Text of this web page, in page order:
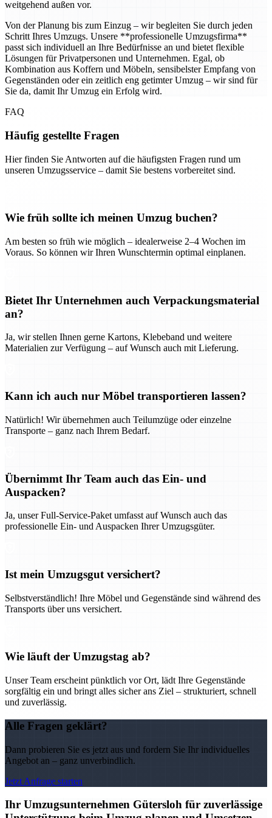
weitgehend außen vor.
Von der Planung bis zum Einzug – wir begleiten Sie durch jeden
Schritt Ihres Umzugs. Unsere **professionelle Umzugsfirma**
passt sich individuell an Ihre Bedürfnisse an und bietet flexible
Lösungen für Privatpersonen und Unternehmen. Egal, ob
Kombination aus Koffern und Möbeln, sensibelster Empfang von
Gegenständen oder ein zeitlich eng getimter Umzug – wir sind für
Sie da, damit Ihr Umzug ein Erfolg wird.
FAQ
Häufig gestellte Fragen
Hier finden Sie Antworten auf die häufigsten Fragen rund um
unseren Umzugsservice – damit Sie bestens vorbereitet sind.
Wie früh sollte ich meinen Umzug buchen?
Am besten so früh wie möglich – idealerweise 2–4 Wochen im
Voraus. So können wir Ihren Wunschtermin optimal einplanen.
Bietet Ihr Unternehmen auch Verpackungsmaterial
an?
Ja, wir stellen Ihnen gerne Kartons, Klebeband und weitere
Materialien zur Verfügung – auf Wunsch auch mit Lieferung.
Kann ich auch nur Möbel transportieren lassen?
Natürlich! Wir übernehmen auch Teilumzüge oder einzelne
Transporte – ganz nach Ihrem Bedarf.
Übernimmt Ihr Team auch das Ein- und
Auspacken?
Ja, unser Full-Service-Paket umfasst auf Wunsch auch das
professionelle Ein- und Auspacken Ihrer Umzugsgüter.
Ist mein Umzugsgut versichert?
Selbstverständlich! Ihre Möbel und Gegenstände sind während des
Transports über uns versichert.
Wie läuft der Umzugstag ab?
Unser Team erscheint pünktlich vor Ort, lädt Ihre Gegenstände
sorgfältig ein und bringt alles sicher ans Ziel – strukturiert, schnell
und zuverlässig.
Alle Fragen geklärt?
Dann probieren Sie es jetzt aus und fordern Sie Ihr individuelles
Angebot an – ganz unverbindlich.
Jetzt Anfrage starten
Ihr Umzugsunternehmen Gütersloh für zuverlässige